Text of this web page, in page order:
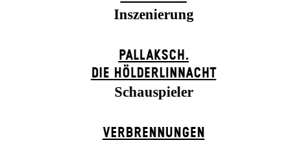
Inszenierung
PALLAKSCH.
DIE HÖLDERLINNACHT
Schauspieler
VERBRENNUNGEN